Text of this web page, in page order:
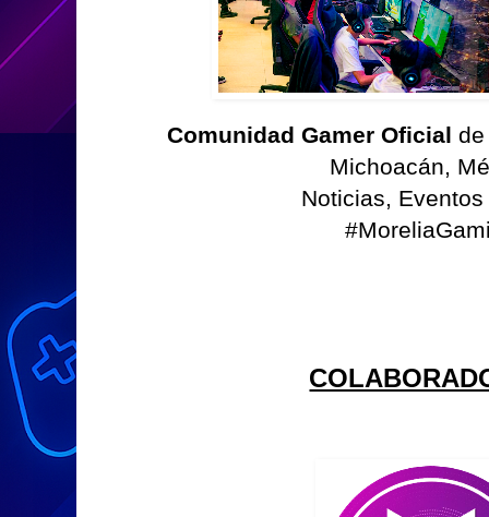
Comunidad Gamer Oficial
Michoacán,
Noticias,